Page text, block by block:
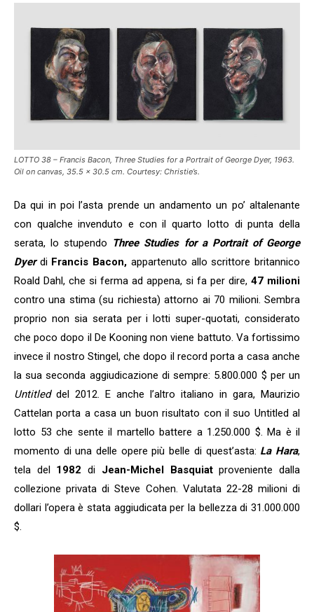
LOTTO 38 – Francis Bacon, Three Studies for a Portrait of George Dyer, 1963.
Oil on canvas, 35.5 x 30.5 cm. Courtesy: Christie’s.
Da qui in poi l’asta prende un andamento un po’ altalenante
con qualche invenduto e con il quarto lotto di punta della
serata, lo stupendo Three Studies for a Portrait of George
Dyerdi Francis Bacon, appartenuto allo scrittore britannico
Roald Dahl, che si ferma ad appena, si fa per dire, 47 milioni
contro una stima (su richiesta) attorno ai 70 milioni. Sembra
proprio non sia serata per i lotti super-quotati, considerato
che poco dopo il De Kooning non viene battuto. Va fortissimo
invece il nostro Stingel, che dopo il record porta a casa anche
la sua seconda aggiudicazione di sempre: 5.800.000 $ per un
Untitleddel 2012. E anche l’altro italiano in gara, Maurizio
Cattelan porta a casa un buon risultato con il suo Untitled al
lotto 53 che sente il martello battere a 1.250.000 $. Ma è il
momento di una delle opere più belle di quest’asta: La Hara,
tela del 1982 di Jean-Michel Basquiatproveniente dalla
collezione privata di Steve Cohen. Valutata 22-28 milioni di
dollari l’opera è stata aggiudicata per la bellezza di 31.000.000
$.